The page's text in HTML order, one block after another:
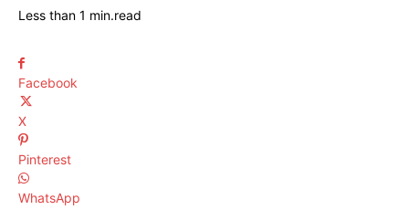
Less than 1 min.read
Facebook
X
Pinterest
WhatsApp